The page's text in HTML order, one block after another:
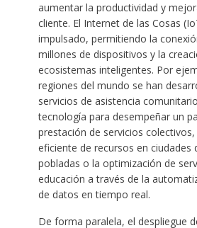
aumentar la productividad y
cliente. El Internet de las Cosas
impulsado, permitiendo la
millones de dispositivos y la
ecosistemas inteligentes. Por
regiones del mundo se han
servicios de asistencia
tecnología para desempeñar un
prestación de servicios
eficiente de recursos en ciudades
pobladas o la optimización de
educación a través de la
de datos en tiempo real.
De forma paralela, el despliegue